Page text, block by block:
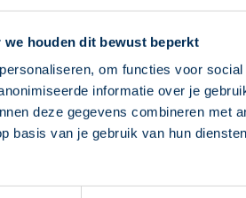
we houden dit bewust beperkt
om functies voor
informatie over je
deze gegevens combineren met
basis van je gebruik van hun
Apotheek staat nu ingesteld
jouw apotheek
alle informatie vinden in het
op botbreuken. Bij osteoporose
kraanwater, terwijl u staat of
kan dit medicijn achterblijven in
innemen als u nog niet heeft